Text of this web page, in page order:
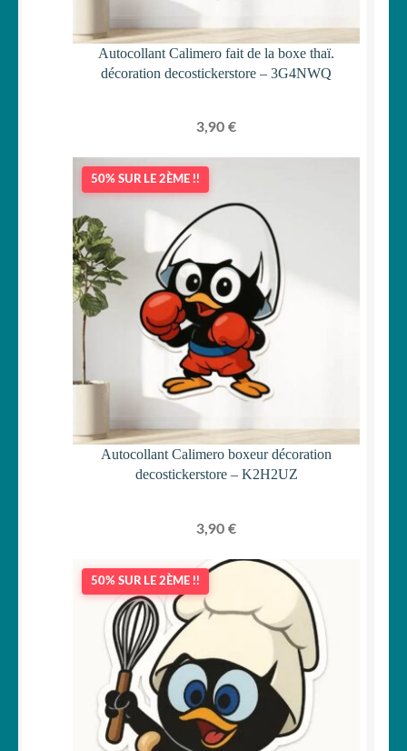
Autocollant Calimero fait de la boxe thaï.
décoration decostickerstore – 3G4NWQ
3,90 €
50% SUR LE 2ÈME !!
Autocollant Calimero boxeur décoration
decostickerstore – K2H2UZ
3,90 €
50% SUR LE 2ÈME !!